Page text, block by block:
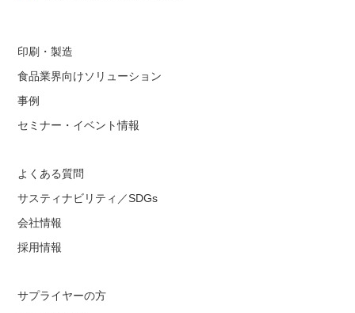
印刷・製造
食品業界向けソリューション
事例
セミナー・イベント情報
よくある質問
サスティナビリティ／SDGs
会社情報
採用情報
サプライヤーの方